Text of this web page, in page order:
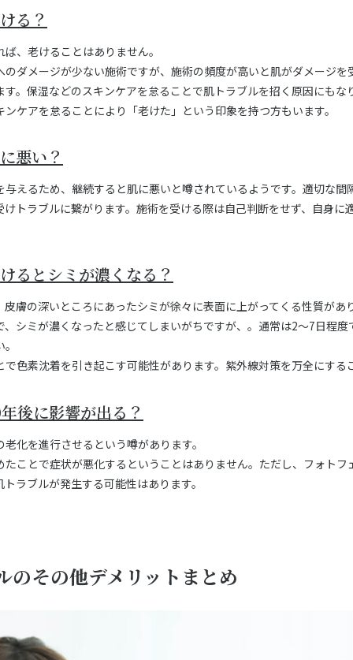
る？
、老けることはありません。
ダメージが少ない施術ですが、施術の頻度が高いと肌がダメージを
。保湿などのスキンケアを怠ることで肌トラブルを招く原因にもな
ケアを怠ることにより「老けた」という印象を持つ方もいます。
悪い？
えるため、継続すると肌に悪いと噂されているようです。適切な間
トラブルに繋がります。施術を受ける際は自己判断をせず、自身に
るとシミが濃くなる？
膚の深いところにあったシミが徐々に表面に上がってくる性質があ
シミが濃くなったと感じてしまいがちですが、。通常は2～7日程度
色素沈着を引き起こす可能性があります。紫外線対策を万全にする
後に影響が出る？
化を進行させるという噂があります。
たことで症状が悪化するということはありません。ただし、フォトフ
ラブルが発生する可能性はあります。
のその他デメリットまとめ